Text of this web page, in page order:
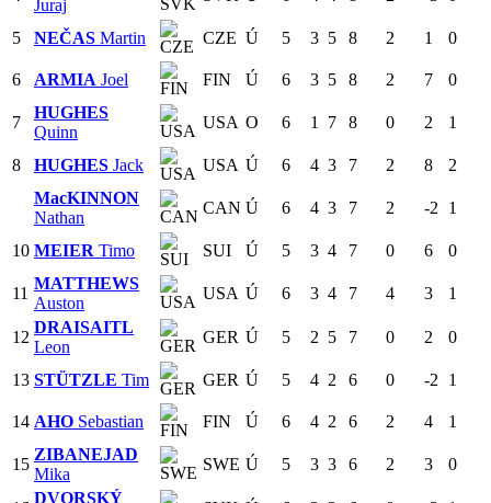
Juraj
5 NEČAS Martin CZE Ú 5 3 5 8 2 1 0
6 ARMIA Joel FIN Ú 6 3 5 8 2 7 0
7
HUGHES
Quinn
USA O 6 1 7 8 0 2 1
8 HUGHES Jack USA Ú 6 4 3 7 2 8
2
MacKINNON
Nathan
CAN Ú 6 4 3 7 2 -2 1
10 MEIER Timo SUI Ú 5 3 4 7 0 6 0
11
MATTHEWS
Auston
USA Ú 6 3 4 7 4 3 1
12
DRAISAITL
Leon
GER Ú 5 2 5 7 0 2 0
13 STÜTZLE Tim GER Ú 5 4 2 6 0 -2 1
14 AHO Sebastian FIN Ú 6 4 2 6 2 4 1
15
ZIBANEJAD
Mika
SWE Ú 5 3 3 6 2 3 0
DVORSKÝ